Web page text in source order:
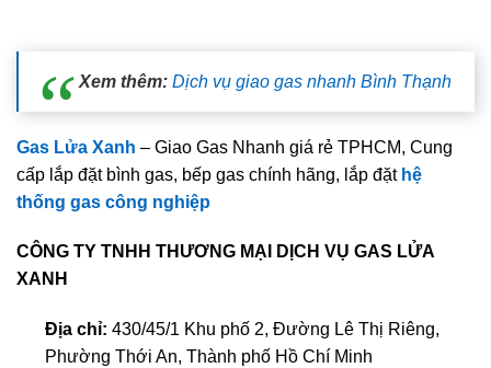
Xem thêm: Dịch vụ giao gas nhanh Bình Thạnh
Gas Lửa Xanh – Giao Gas Nhanh giá rẻ TPHCM, Cung
cấp lắp đặt bình gas, bếp gas chính hãng, lắp đặt hệ
thống gas công nghiệp
CÔNG TY TNHH THƯƠNG MẠI DỊCH VỤ GAS LỬA
XANH
Địa chỉ: 430/45/1 Khu phố 2, Đường Lê Thị Riêng,
Phường Thới An, Thành phố Hồ Chí Minh